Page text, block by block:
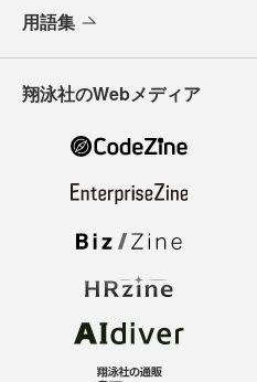
用語集
翔泳社のWebメディア